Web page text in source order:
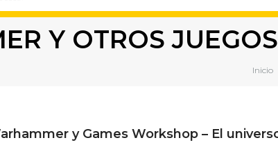
Y OTROS
Inicio
y Games Workshop – El